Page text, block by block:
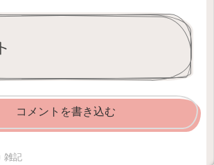
コメントを書き込む
雑記